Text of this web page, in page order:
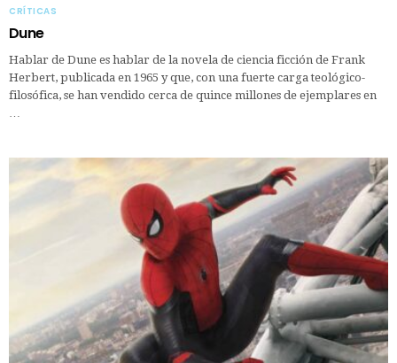
CRÍTICAS
Dune
Hablar de Dune es hablar de la novela de ciencia ficción de Frank
Herbert, publicada en 1965 y que, con una fuerte carga teológico-
filosófica, se han vendido cerca de quince millones de ejemplares en
…